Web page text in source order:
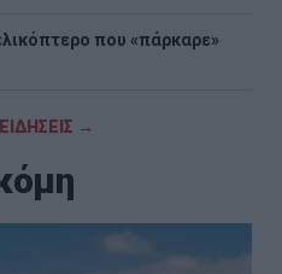
που «πάρκαρε»
→